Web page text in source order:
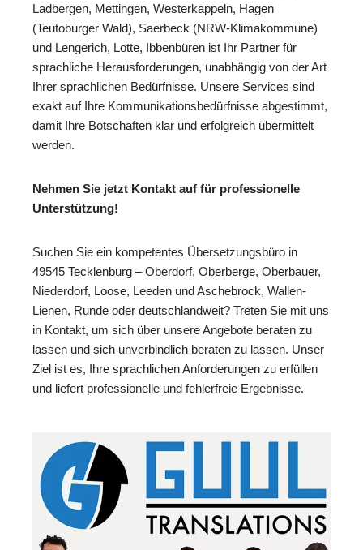
Ladbergen, Mettingen, Westerkappeln, Hagen
(Teutoburger Wald), Saerbeck (NRW-Klimakommune)
und Lengerich, Lotte, Ibbenbüren ist Ihr Partner für
sprachliche Herausforderungen, unabhängig von der Art
Ihrer sprachlichen Bedürfnisse. Unsere Services sind
exakt auf Ihre Kommunikationsbedürfnisse abgestimmt,
damit Ihre Botschaften klar und erfolgreich übermittelt
werden.
Nehmen Sie jetzt Kontakt auf für professionelle
Unterstützung!
Suchen Sie ein kompetentes Übersetzungsbüro in
49545 Tecklenburg – Oberdorf, Oberberge, Oberbauer,
Niederdorf, Loose, Leeden und Aschebrock, Wallen-
Lienen, Runde oder deutschlandweit? Treten Sie mit uns
in Kontakt, um sich über unsere Angebote beraten zu
lassen und sich unverbindlich beraten zu lassen. Unser
Ziel ist es, Ihre sprachlichen Anforderungen zu erfüllen
und liefert professionelle und fehlerfreie Ergebnisse.